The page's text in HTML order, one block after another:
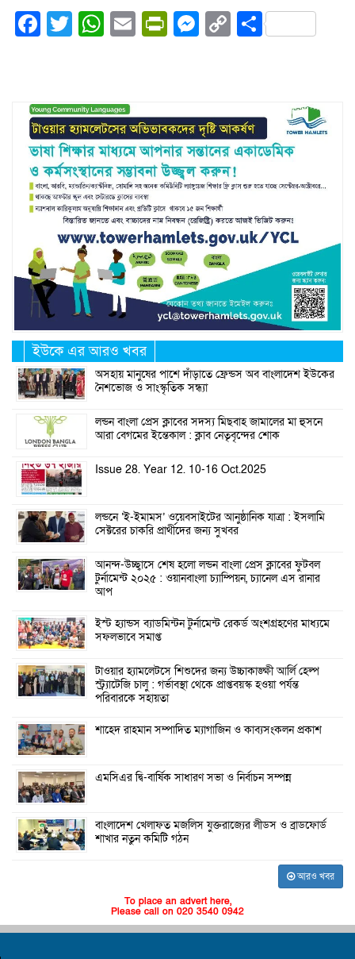
Facebook
Twitter
WhatsApp
EmailPrintFriendly
Messenger
CopyShare
ইউকে এর আরও খবর
অসহায় মানুষের পাশে দাঁড়াতে ফ্রেন্ডস অব বাংলাদেশ ইউকের
নৈশভোজ ও সাংস্কৃতিক সন্ধ্যা
লন্ডন বাংলা প্রেস ক্লাবের সদস্য মিছবাহ জামালের মা হুসনে
আরা বেগমের ইন্তেকাল : ক্লাব নেতৃবৃন্দের শোক
Issue 28. Year 12. 10-16 Oct.2025
লন্ডনে ‘ই-ইমামস’ ওয়েবসাইটের আনুষ্ঠানিক যাত্রা : ইসলামি
সেক্টরের চাকরি প্রার্থীদের জন্য সুখবর
আনন্দ-উচ্ছ্বাসে শেষ হলো লন্ডন বাংলা প্রেস ক্লাবের ফুটবল
টুর্নামেন্ট ২০২৫ : ওয়ানবাংলা চ্যাম্পিয়ন, চ্যানেল এস রানার
আপ
ইস্ট হ্যান্ডস ব্যাডমিন্টন টুর্নামেন্ট রেকর্ড অংশগ্রহণের মাধ্যমে
সফলভাবে সমাপ্ত
টাওয়ার হ্যামলেটসে শিশুদের জন্য উচ্চাকাঙ্ক্ষী আর্লি হেল্প
স্ট্র্যাটেজি চালু : গর্ভাবস্থা থেকে প্রাপ্তবয়স্ক হওয়া পর্যন্ত
পরিবারকে সহায়তা
শাহেদ রাহমান সম্পাদিত ম্যাগাজিন ও কাব্যসংকলন প্রকাশ
এমসিএর দ্বি-বার্ষিক সাধারণ সভা ও নির্বাচন সম্পন্ন
বাংলাদেশ খেলাফত মজলিস যুক্তরাজ্যের লীডস ও ব্রাডফোর্ড
শাখার নতুন কমিটি গঠন
আরও খবর
To place an advert here,
Please call on 020 3540 0942